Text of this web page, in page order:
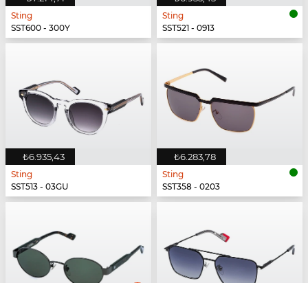
Sting
SST600 - 300Y
Sting
SST521 - 0913
₺6.935,43
Sting
SST513 - 03GU
₺6.283,78
Sting
SST358 - 0203